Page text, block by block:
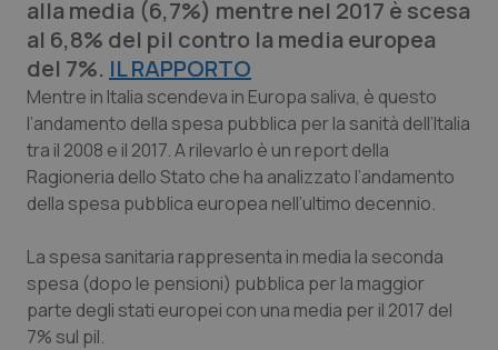
QS Pro
Professionisti Sanitari.AI
Abruzzo
Basilicata
Campania
QS Pro Gold
Artrite & artrosi
Car-T
QS Club Newsletter
alla media (6,7%) mentre nel 2017 è scesa
al 6,8% del pil contro la media europea
del 7%. IL RAPPORTO
Mentre in Italia scendeva in Europa saliva, è questo
l’andamento della spesa pubblica per la sanità dell’Italia
tra il 2008 e il 2017. A rilevarlo è un report della
Ragioneria dello Stato che ha analizzato l’andamento
della spesa pubblica europea nell’ultimo decennio.
La spesa sanitaria rappresenta in media la seconda
spesa (dopo le pensioni) pubblica per la maggior
parte degli stati europei con una media per il 2017 del
7% sul pil.